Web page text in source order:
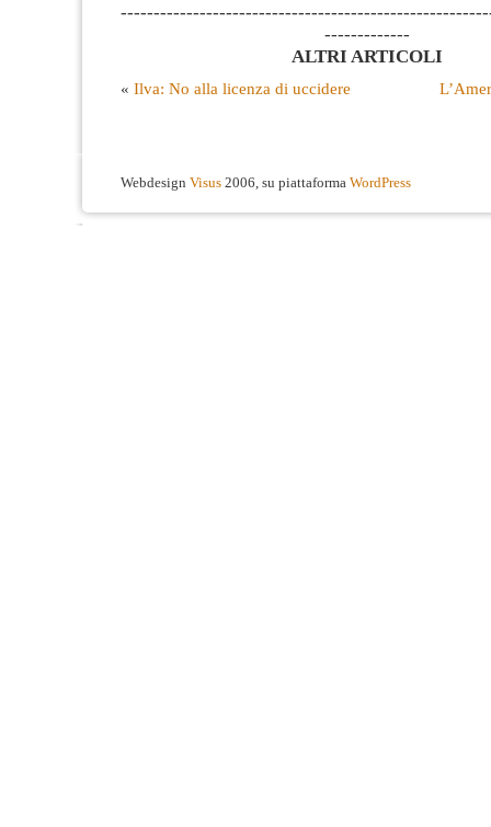
-------------
ALTRI ARTICOLI
« Ilva: No alla licenza di uccidere
Webdesign Visus 2006, su piattaforma WordPress